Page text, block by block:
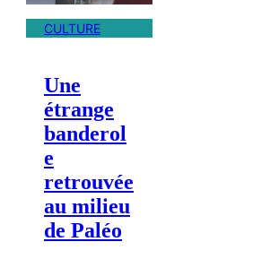
CULTURE
Une
étrange
banderol
e
retrouvée
au milieu
de Paléo